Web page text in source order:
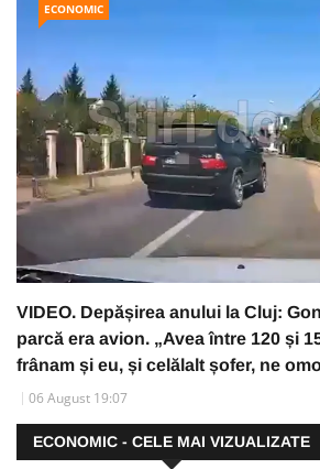
ECONOMIC
VIDEO. Depășirea anului la Cluj:
parcă era avion. „Avea între 120 și
frânam și eu, și celălalt șofer, ne
06 August 19:07
ECONOMIC - CELE MAI VIZUALIZATE